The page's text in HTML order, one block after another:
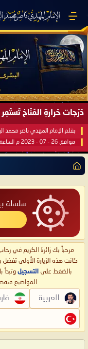
بقلم الإمام المهدي ناصر محمد اليماني يوم 08
موافق 26 - 07 - 2023 م الساعة 07:46 صباحًا بحسب التقويم الرسمي لأمّ القُرى
سلسلة
مرحباً بك زائرنا الكريم في
كانت هذه الزيارة الأولى تفضل
بالضغط على التسجيل وتبدأ
المواضيع
العربية